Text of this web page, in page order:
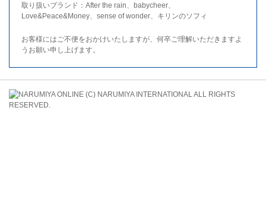
取り扱いブランド：After the rain、babycheer、
Love&Peace&Money、sense of wonder、キリンのソフィ
お客様にはご不便をおかけいたしますが、何卒ご理解いただきますよ
うお願い申し上げます。